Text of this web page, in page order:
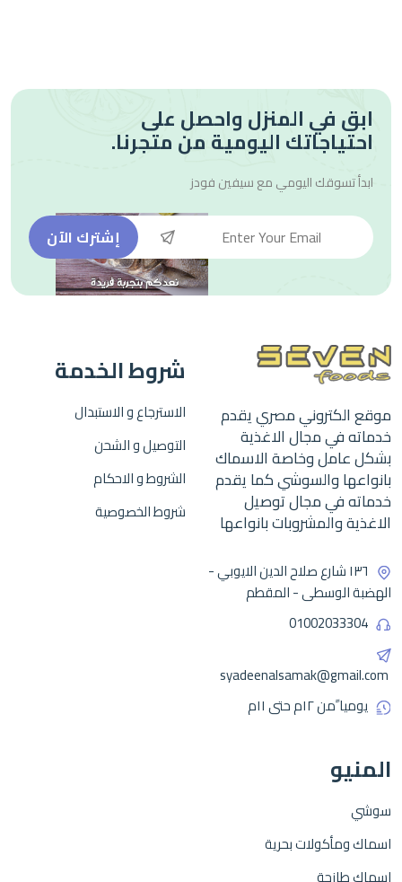
ابق في المنزل واحصل على
احتياجاتك اليومية من متجرنا.
ابدأ تسوقك اليومي معسيفين فودز
إشترك الآن
موقع الكتروني مصري يقدم
خدماته في مجال الاغذية
بشكل عامل وخاصة الاسماك
بانواعها والسوشي كما يقدم
خدماته في مجال توصيل
الاغذية والمشروبات بانواعها
١٣٦ شارع صلاح الدين الايوبي -
الهضبة الوسطى - المقطم
01002033304
syadeenalsamak@gmail.com
يوميا ًمن ١٢م حتى ١١م
شروط الخدمة
الاسترجاع و الاستبدال
التوصيل و الشحن
الشروط و الاحكام
شروط الخصوصية
المنيو
سوشي
اسماك ومأكولات بحرية